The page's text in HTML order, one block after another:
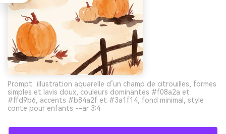
Prompt : illustration aquarelle d’un champ de citrouilles, formes
simples et lavis doux, couleurs dominantes #f08a2a et
#ffd9b6, accents #b84a2f et #3a1f14, fond minimal, style
conte pour enfants --ar 3:4